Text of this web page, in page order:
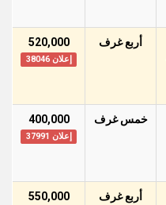
أربع غرف 520,000
إعلان 38046
خمس غرف 400,000
إعلان 37991
أربع غرف
550,000